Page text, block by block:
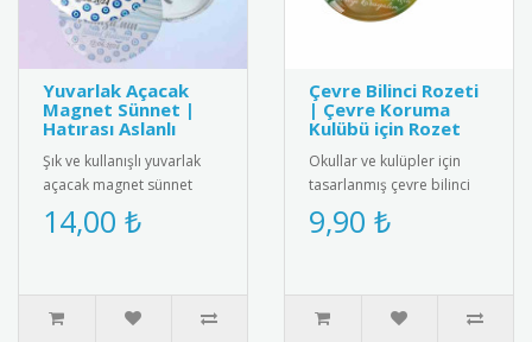
Yuvarlak Açacak
Magnet Sünnet |
Hatırası Aslanlı
Şık ve kullanışlı yuvarlak
açacak magnet sünnet
hediyesi. Yüksek kaliteli
mıknatıs ve paslanmaz
14,00 ₺
Çevre Bilinci Rozeti
| Çevre Koruma
Kulübü için Rozet
Okullar ve kulüpler için
tasarlanmış çevre bilinci
rozetleri. Paslanmaz iğneli
model, çevre farkında..
9,90 ₺